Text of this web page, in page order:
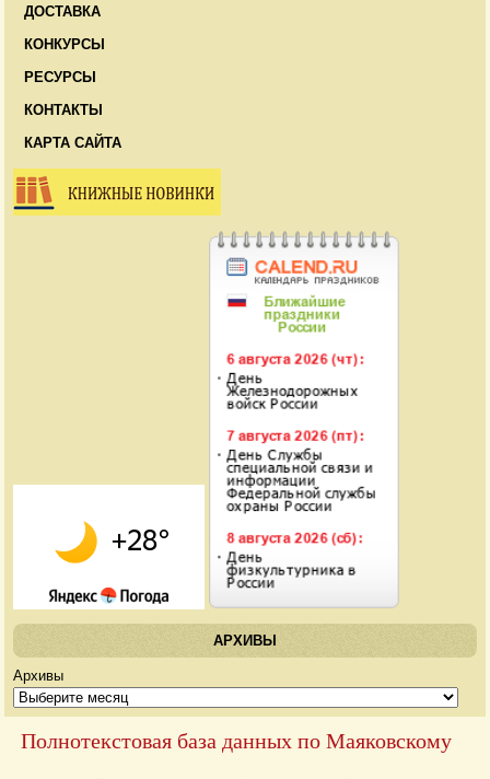
ДОСТАВКА
КОНКУРСЫ
РЕСУРСЫ
КОНТАКТЫ
КАРТА САЙТА
АРХИВЫ
Архивы
Полнотекстовая база данных по Маяковскому